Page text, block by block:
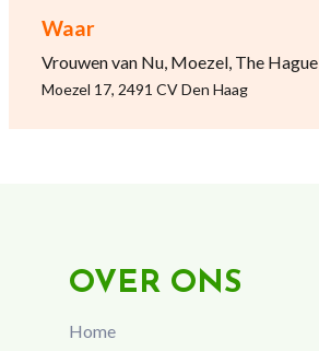
Waar
Vrouwen van Nu, Moezel, The Hague
Moezel 17, 2491 CV Den Haag
OVER ONS
Home